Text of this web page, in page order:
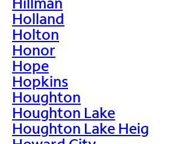
Holland
Holton
Honor
Hope
Hopkins
Houghton
Houghton Lake
Houghton Lake Heig